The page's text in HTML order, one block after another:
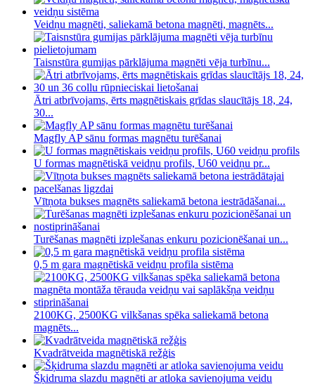
Veidņu magnēti, saliekamā betona magnēti, magnēts...
Taisnstūra gumijas pārklājuma magnēti vēja turbīnu...
Ātri atbrīvojams, ērts magnētiskais grīdas slaucītājs 18, 24,
30...
Magfly AP sānu formas magnētu turēšanai
U formas magnētiskā veidņu profils, U60 veidņu pr...
Vītņota bukses magnēts saliekamā betona iestrādāšanai...
Turēšanas magnēti izplešanas enkuru pozicionēšanai un...
0,5 m gara magnētiskā veidņu profila sistēma
2100KG, 2500KG vilkšanas spēka saliekamā betona
magnēts...
Kvadrātveida magnētiskā režģis
Šķidruma slazdu magnēti ar atloka savienojuma veidu